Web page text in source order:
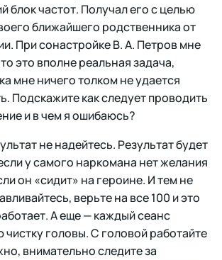
блок частот. Получал его с целью
ближайшего родственника от
При сонастройке В. А. Петров мне
это вполне реальная задача,
мне ничего толком не удается
Подскажите как следует проводить
и в чем я ошибаюсь?
не надейтесь. Результат будет
у самого наркомана нет желания
он «сидит» на героине. И тем не
верьте на все 100 и это
А еще — каждый сеанс
чистку головы. С головой работайте
внимательно следите за